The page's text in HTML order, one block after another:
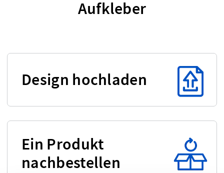
Aufkleber
Design hochladen
Ein Produkt
nachbestellen